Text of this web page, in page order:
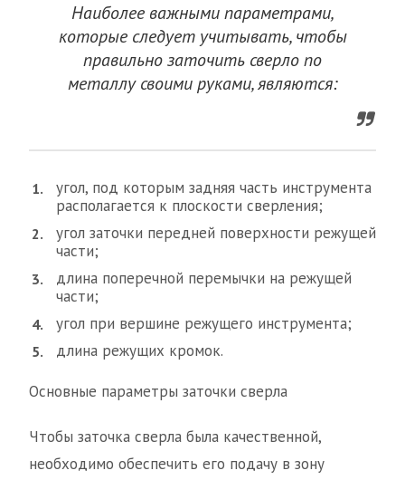
Наиболее важными параметрами,
которые следует учитывать, чтобы
правильно заточить сверло по
металлу своими руками, являются:
угол, под которым задняя часть инструмента
располагается к плоскости сверления;
угол заточки передней поверхности режущей
части;
длина поперечной перемычки на режущей
части;
угол при вершине режущего инструмента;
длина режущих кромок.
Основные параметры заточки сверла
Чтобы заточка сверла была качественной,
необходимо обеспечить его подачу в зону